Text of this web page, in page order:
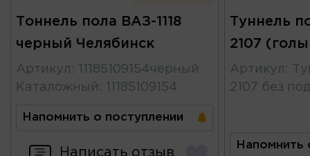
Тоннель пола ВАЗ-1118
черный Челябинск
Артикул :
11185109154черный
Каталожный : 11185109154
Напомнить о поступлении
Написать отзыв
Туннель
2107
Артикул :
2107 без
Напомнить